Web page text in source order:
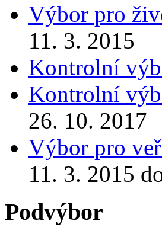
Výbor pro
11. 3. 2015
Kontrolní
Kontrolní
26. 10. 2017
Výbor pro
11. 3. 2015
Podvýbor